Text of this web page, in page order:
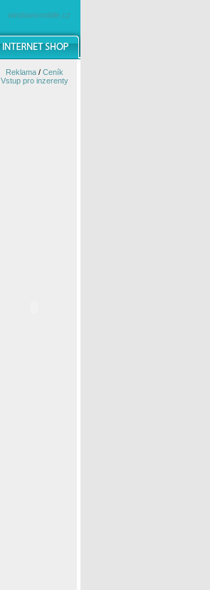
windowsmobile.cz
Reklama/ Ceník
Vstup pro inzerenty